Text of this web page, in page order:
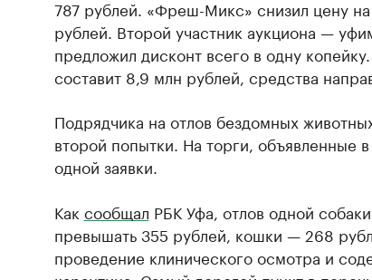
787 рублей. «Фреш-Микс» снизил цену
рублей. Второй участник аукциона —
предложил дисконт всего в одну
составит 8,9 млн рублей, средства
Подрядчика на отлов бездомных
второй попытки. На торги, объявленные
одной заявки.
Как сообщал РБК Уфа, отлов одной
превышать 355 рублей, кошки — 268
проведение клинического осмотра и